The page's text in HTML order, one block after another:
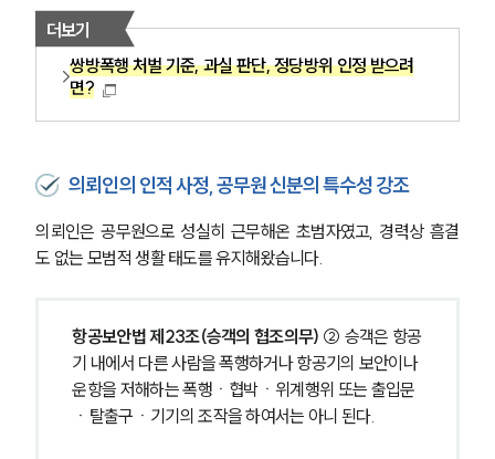
더보기
쌍방폭행 처벌 기준, 과실 판단, 정당방위 인정 받으려
면?
의뢰인의 인적 사정, 공무원 신분의 특수성 강조
의뢰인은 공무원으로 성실히 근무해온 초범자였고, 경력상 흠결
도 없는 모범적 생활 태도를 유지해왔습니다.
항공보안법 제23조(승객의 협조의무) ② 승객은 항공
기 내에서 다른 사람을 폭행하거나 항공기의 보안이나
운항을 저해하는 폭행ㆍ협박ㆍ위계행위 또는 출입문
ㆍ탈출구ㆍ기기의 조작을 하여서는 아니 된다.